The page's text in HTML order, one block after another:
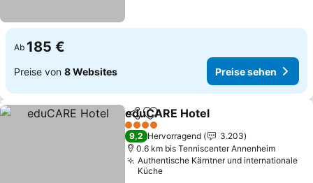
Ab 185 €
Preise von 8 Websites Preise sehen
TeilenZu Favoriten hinzufügen
eduCARE Hotel
4 Sterne
9,2 Hervorragend
3.203
0.6 km bis Tenniscenter Annenheim
Authentische Kärntner und internationale
Küche